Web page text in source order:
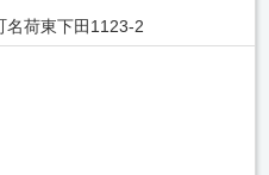
名荷東下田1123-2